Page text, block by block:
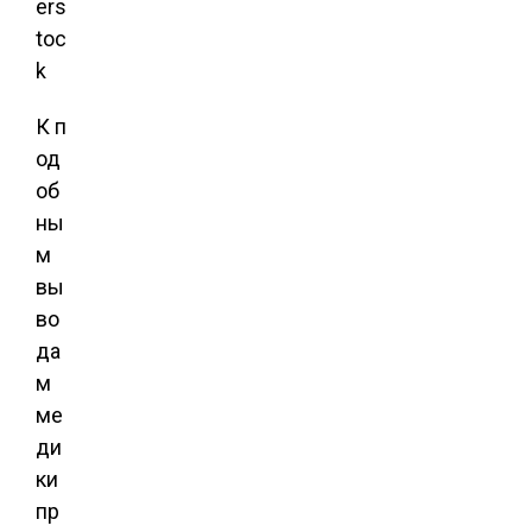
ers
toc
k
К п
од
об
ны
м
вы
во
да
м
ме
ди
ки
пр